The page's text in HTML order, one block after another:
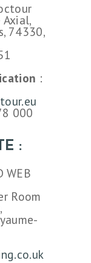
74330,
:
000
:
WEB
Room